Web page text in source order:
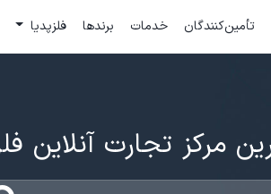
تأمین‌کنندگان خدمات برندها فلزپدیا